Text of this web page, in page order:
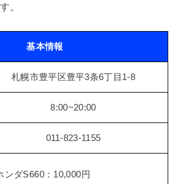
。
基本情報
札幌市豊平区豊平3条6丁目1-8
8:00~20:00
011-823-1155
ンダS660：10,000円